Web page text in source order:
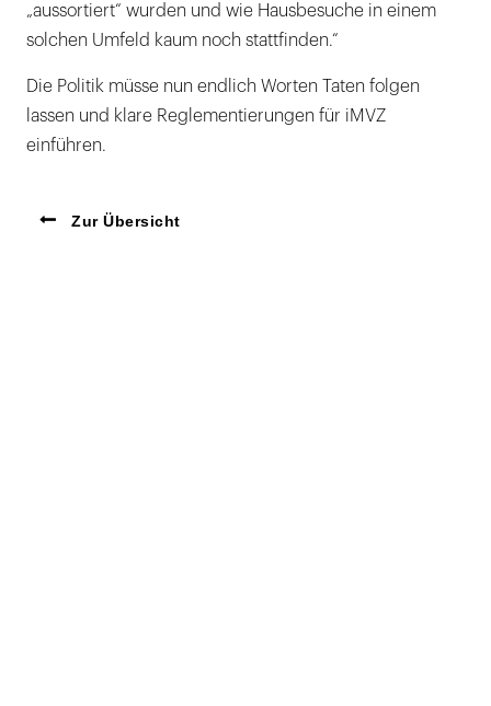
„aussortiert“ wurden und wie Hausbesuche in einem
solchen Umfeld kaum noch stattfinden.“
Die Politik müsse nun endlich Worten Taten folgen
lassen und klare Reglementierungen für iMVZ
einführen.
Zur Übersicht